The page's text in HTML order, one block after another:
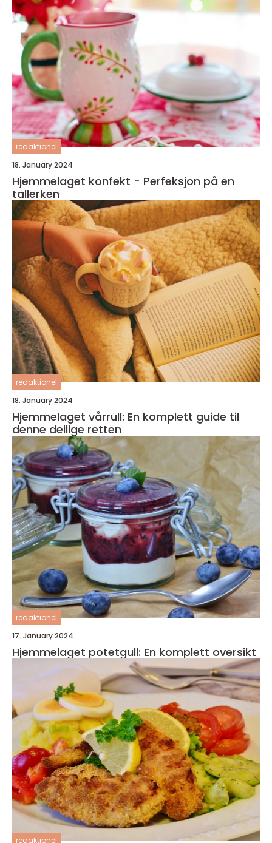
redaktionel
18. January 2024
Hjemmelaget konfekt - Perfeksjon på en
tallerken
redaktionel
18. January 2024
Hjemmelaget vårrull: En komplett guide til
denne deilige retten
redaktionel
17. January 2024
Hjemmelaget potetgull: En komplett oversikt
redaktionel